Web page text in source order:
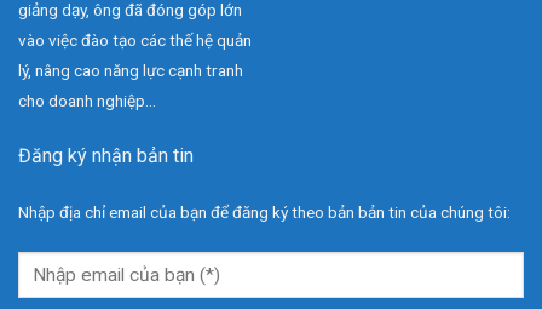
giảng dạy, ông đã đóng góp lớn
vào việc đào tạo các thế hệ quản
lý, nâng cao năng lực cạnh tranh
cho doanh nghiệp...
Đăng ký nhận bản tin
Nhập địa chỉ email của bạn để đăng ký theo bản bản tin của chúng tôi: